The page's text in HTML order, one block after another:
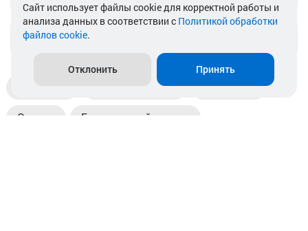
info@akkamulik.by
Пункты выдачи Магазины
Оплата Безналичный расчет
Cайт использует файлы cookie для корректной работы и
анализа данных в соответствии с Политикой обработки
файлов cookie.
Отклонить Принять